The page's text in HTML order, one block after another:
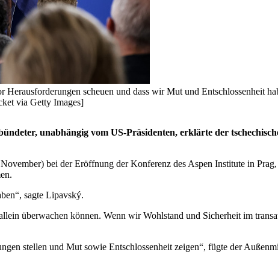
Herausforderungen scheuen und dass wir Mut und Entschlossenheit
via Getty Images]
unabhängig vom US-Präsidenten, erklärte der
bei der Eröffnung der Konferenz des Aspen Institute in
sagte Lipavský.
überwachen können. Wenn wir Wohlstand und Sicherheit im
stellen und Mut sowie Entschlossenheit zeigen“, fügte der